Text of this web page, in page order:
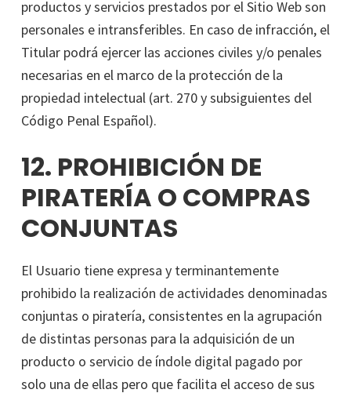
productos y servicios prestados por el Sitio Web son
personales e intransferibles. En caso de infracción, el
Titular podrá ejercer las acciones civiles y/o penales
necesarias en el marco de la protección de la
propiedad intelectual (art. 270 y subsiguientes del
Código Penal Español).
12. PROHIBICIÓN DE
PIRATERÍA O COMPRAS
CONJUNTAS
El Usuario tiene expresa y terminantemente
prohibido la realización de actividades denominadas
conjuntas o piratería, consistentes en la agrupación
de distintas personas para la adquisición de un
producto o servicio de índole digital pagado por
solo una de ellas pero que facilita el acceso de sus